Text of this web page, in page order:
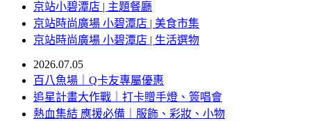
京站小碧潭店 | 主題餐廳
京站時尚廣場 小碧潭店 | 美食市集
京站時尚廣場 小碧潭店 | 生活選物
2026.07.05
百八魚場｜Q卡友專屬優惠
追星計畫大作戰｜打卡贈手燈、簽唱會
熱血集結 應援必備｜服飾、彩妝、小物